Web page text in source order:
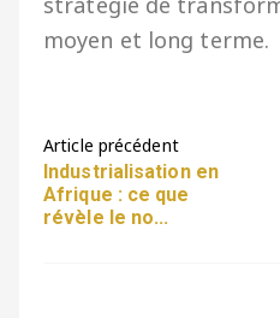
moyen et long terme.
Article précédent
Industrialisation en
Afrique : ce que
révèle le no...